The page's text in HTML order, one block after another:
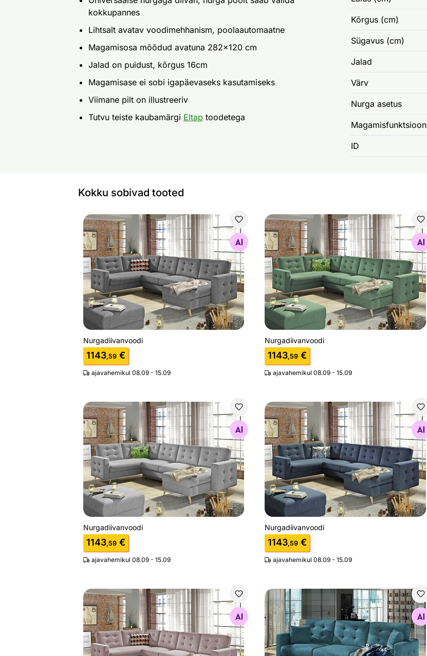
kokkupannes
Lihtsalt avatav voodimehhanism, poolaautomaatne
Magamisosa mõõdud avatuna 282x120 cm
Jalad on puidust, kõrgus 16cm
Magamisase ei sobi igapäevaseks kasutamiseks
Viimane pilt on illustreeriv
Tutvu teiste kaubamärgi Eltap toodetega
Kõrgus (cm)
Sügavus (cm)
Jalad
Värv
Nurga asetus
Magamisfunktsioon
ID
Kokku sobivad tooted
Nurgadiivanvoodi
Otsi sarnaseid
Nurgadiivanvoodi
1143,59 €
ajavahemikul 08.09 - 15.09
Nurgadiivanvoodi
Otsi sarnaseid
Nurgadiivanvoodi
1143,59 €
ajavahemikul 08.09 - 15.09
Nurgadiivanvoodi
Otsi sarnaseid
Nurgadiivanvoodi
1143,59 €
ajavahemikul 08.09 - 15.09
Nurgadiivanvoodi
Otsi sarnaseid
Nurgadiivanvoodi
1143,59 €
ajavahemikul 08.09 - 15.09
Nurgadiivanvoodi
Otsi sarnaseid
Pesukastiga diivanvoodi
Otsi sarnaseid